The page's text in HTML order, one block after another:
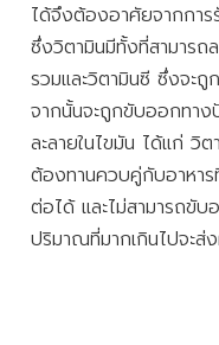
ได้จึงต้องอาศัยจากการ
ซึ่งวิตามินมีทั้งที่สามารถ
รวมและวิตามินซี ซึ่งจะ
จากนั้นจะถูกขับออกทาง
ละลายในไขมัน ได้แก่ วิ
ต้องทานควบคู่กับอาหาร
ต่อได้ และไม่สามารถขับ
ปริมาณที่มากเกินไปจะส่